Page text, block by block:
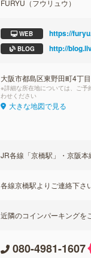
FURYU（フウリュウ）
WEB https://
BLOG http://
大阪市都島区東野田町4丁目
※詳細な所在地については、ご予
わせください
大きな地図で見る
JR各線「京橋駅」・京阪
各線京橋駅よりご連絡下さ
近隣のコインパーキングを
080-4981-1607